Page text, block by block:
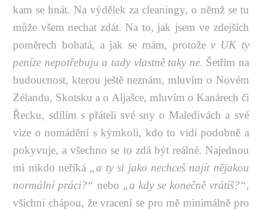
kam se hnát. Na výdělek za cleaningy, o němž se tu
může všem nechat zdát. Na to, jak jsem ve zdejších
poměrech bohatá, a jak se mám, protožev UK ty
peníze nepotřebuju a tady vlastně taky ne. Šetřím na
budoucnost, kterou ještě neznám, mluvím o Novém
Zélandu, Skotsku a o Aljašce, mluvím o Kanárech či
Řecku, sdílím s přáteli své sny o Maledivách a své
vize o nomádění s kýmkoli, kdo to vidí podobně a
pokyvuje, a všechno se to zdá být reálné. Najednou
mi nikdo neříká „a ty si jako nechceš najít nějakou
normální práci?“nebo „a kdy se konečně vrátíš?“,
všichni chápou, že vracení se pro mě minimálně pro